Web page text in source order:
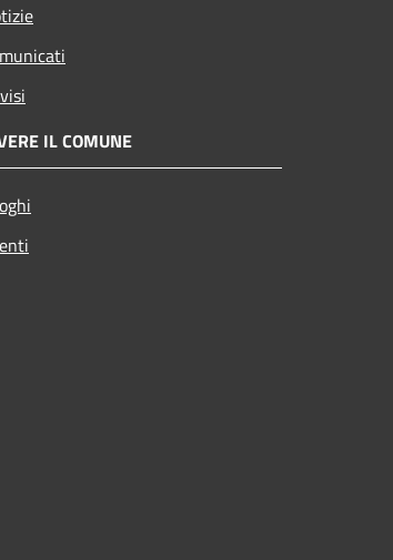
IL COMUNE